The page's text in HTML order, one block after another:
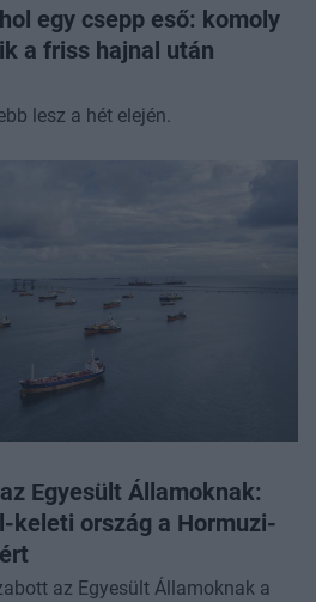
egy csepp eső: komoly
a friss hajnal után
lesz a hét elején.
Egyesült Államoknak:
keleti ország a Hormuzi-
az Egyesült Államoknak a